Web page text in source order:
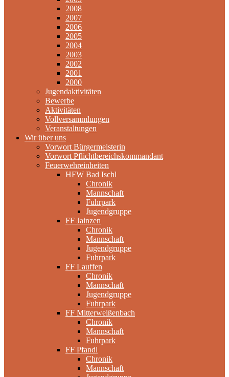
2008
2007
2006
2005
2004
2003
2002
2001
2000
Jugendaktivitäten
Bewerbe
Aktivitäten
Vollversammlungen
Veranstaltungen
Wir über uns
Vorwort Bürgermeisterin
Vorwort Pflichtbereichskommandant
Feuerwehreinheiten
HFW Bad Ischl
Chronik
Mannschaft
Fuhrpark
Jugendgruppe
FF Jainzen
Chronik
Mannschaft
Jugendgruppe
Fuhrpark
FF Lauffen
Chronik
Mannschaft
Jugendgruppe
Fuhrpark
FF Mitterweißenbach
Chronik
Mannschaft
Fuhrpark
FF Pfandl
Chronik
Mannschaft